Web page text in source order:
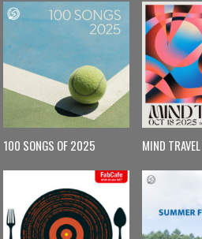
100 SONGS OF 2025 MIND TRAVEL